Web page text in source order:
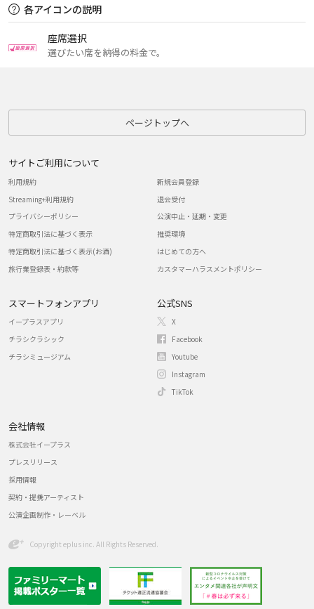
各アイコンの説明
座席選択
選びたい席を納得の料金で。
ページトップへ
サイトご利用について
利用規約
Streaming+利用規約
プライバシーポリシー
特定商取引法に基づく表示
特定商取引法に基づく表示(お酒)
旅行業登録表・約款等
新規会員登録
退会受付
公演中止・延期・変更
推奨環境
はじめての方へ
カスタマーハラスメントポリシー
スマートフォンアプリ
イープラスアプリ
チラシクラシック
チラシミュージアム
公式SNS
X
Facebook
Youtube
Instagram
TikTok
会社情報
株式会社イープラス
プレスリリース
採用情報
契約・提携アーティスト
公演企画制作・レーベル
Copyright eplus inc. All Rights Reserved.